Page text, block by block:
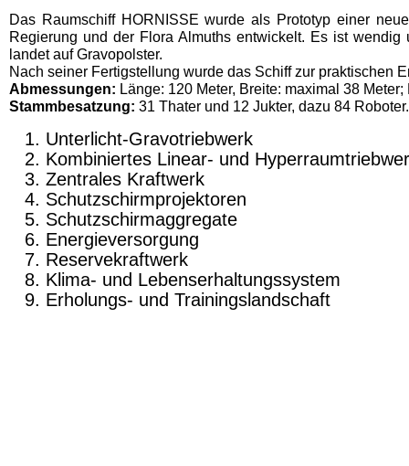
Das Raumschiff HORNISSE wurde als Prototyp einer
Regierung und der Flora Almuths entwickelt. Es ist
landet auf Gravopolster.
Nach seiner Fertigstellung wurde das Schiff zur praktischen
Abmessungen: Länge: 120 Meter, Breite: maximal 38
Stammbesatzung: 31 Thater und 12 Jukter, dazu 84 Roboter.
Unterlicht-Gravotriebwerk
Kombiniertes Linear- und
Zentrales Kraftwerk
Schutzschirmprojektoren
Schutzschirmaggregate
Energieversorgung
Reservekraftwerk
Klima- und Lebenserhaltungssystem
Erholungs- und Trainingslandschaft